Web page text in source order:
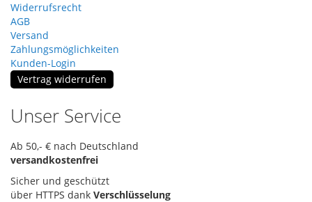
Widerrufsrecht
AGB
Versand
Zahlungsmöglichkeiten
Kunden-Login
Vertrag widerrufen
Unser Service
Ab 50,- € nach Deutschland
versandkostenfrei
Sicher und geschützt
über HTTPS dank Verschlüsselung